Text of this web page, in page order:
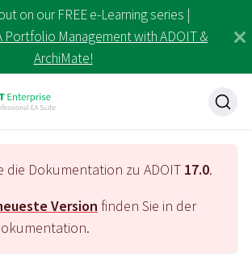
on our FREE e-Learning series |
Portfolio Management with ADOIT &
ArchiMate!
die Dokumentation zu ADOIT 17.0.
Version finden Sie in der